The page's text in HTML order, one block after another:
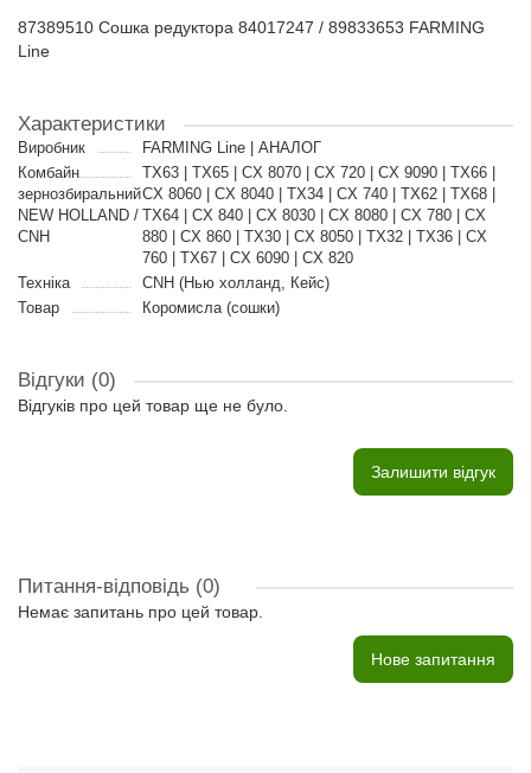
87389510 Сошка редуктора 84017247 / 89833653 FARMING
Line
Характеристики
Виробник
FARMING Line | АНАЛОГ
Комбайн
зернозбиральний
NEW HOLLAND /
CNH
TX63 | TX65 | CX 8070 | CX 720 | CX 9090 | TX66 |
CX 8060 | CX 8040 | TX34 | CX 740 | TX62 | TX68 |
TX64 | CX 840 | CX 8030 | CX 8080 | CX 780 | CX
880 | CX 860 | TX30 | CX 8050 | TX32 | TX36 | CX
760 | TX67 | CX 6090 | CX 820
Техніка
CNH (Нью холланд, Кейс)
Товар
Коромисла (сошки)
Відгуки (0)
Відгуків про цей товар ще не було.
Залишити відгук
Питання-відповідь (0)
Немає запитань про цей товар.
Нове запитання